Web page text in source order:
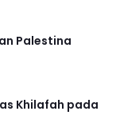
Palestina
Khilafah pada